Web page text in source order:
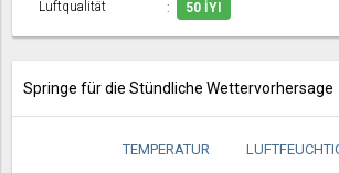
Luftqualität
50 İYI
Springe für die Stündliche Wettervorhersage
TEMPERATUR